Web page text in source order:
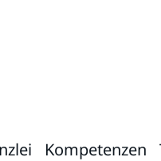
Kompetenzen